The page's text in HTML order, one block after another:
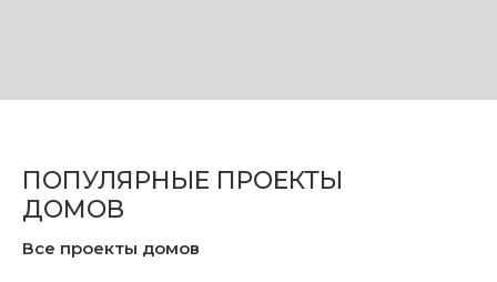
ПОПУЛЯРНЫЕ ПРОЕКТЫ
ДОМОВ
Все проекты домов